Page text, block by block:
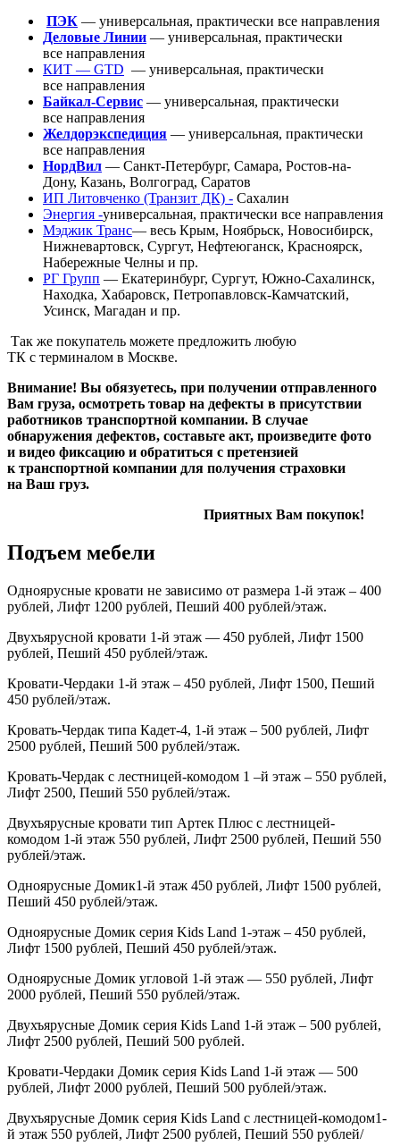
ПЭК — универсальная, практически все направления
Деловые Линии — универсальная, практически
все направления
КИТ — GTD — универсальная, практически
все направления
Байкал-Сервис — универсальная, практически
все направления
Желдорэкспедиция — универсальная, практически
все направления
НордВил — Санкт-Петербург, Самара, Ростов-на-
Дону, Казань, Волгоград, Саратов
ИП Литовченко (Транзит ДК) - Сахалин
Энергия -универсальная, практически все направления
Мэджик Транс— весь Крым, Ноябрьск, Новосибирск,
Нижневартовск, Сургут, Нефтеюганск, Красноярск,
Набережные Челны и пр.
РГ Групп — Екатеринбург, Сургут, Южно-Сахалинск,
Находка, Хабаровск, Петропавловск-Камчатский,
Усинск, Магадан и пр.
Так же покупатель можете предложить любую
ТК с терминалом в Москве.
Внимание! Вы обязуетесь, при получении отправленного
Вам груза, осмотреть товар на дефекты в присутствии
работников транспортной компании. В случае
обнаружения дефектов, составьте акт, произведите фото
и видео фиксацию и обратиться с претензией
к транспортной компании для получения страховки
на Ваш груз.
Приятных Вам покупок!
Подъем мебели
Одноярусные кровати не зависимо от размера 1-й этаж – 400
рублей, Лифт 1200 рублей, Пеший 400 рублей/этаж.
Двухъярусной кровати 1-й этаж — 450 рублей, Лифт 1500
рублей, Пеший 450 рублей/этаж.
Кровати-Чердаки 1-й этаж – 450 рублей, Лифт 1500, Пеший
450 рублей/этаж.
Кровать-Чердак типа Кадет-4, 1-й этаж – 500 рублей, Лифт
2500 рублей, Пеший 500 рублей/этаж.
Кровать-Чердак с лестницей-комодом 1 –й этаж – 550 рублей,
Лифт 2500, Пеший 550 рублей/этаж.
Двухъярусные кровати тип Артек Плюс с лестницей-
комодом 1-й этаж 550 рублей, Лифт 2500 рублей, Пеший 550
рублей/этаж.
Одноярусные Домик1-й этаж 450 рублей, Лифт 1500 рублей,
Пеший 450 рублей/этаж.
Одноярусные Домик серия Kids Land 1-этаж – 450 рублей,
Лифт 1500 рублей, Пеший 450 рублей/этаж.
Одноярусные Домик угловой 1-й этаж — 550 рублей, Лифт
2000 рублей, Пеший 550 рублей/этаж.
Двухъярусные Домик серия Kids Land 1-й этаж – 500 рублей,
Лифт 2500 рублей, Пеший 500 рублей.
Кровати-Чердаки Домик серия Kids Land 1-й этаж — 500
рублей, Лифт 2000 рублей, Пеший 500 рублей/этаж.
Двухъярусные Домик серия Kids Land с лестницей-комодом1-
й этаж 550 рублей, Лифт 2500 рублей, Пеший 550 рублей/